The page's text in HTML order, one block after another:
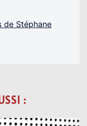
de Stéphane
: